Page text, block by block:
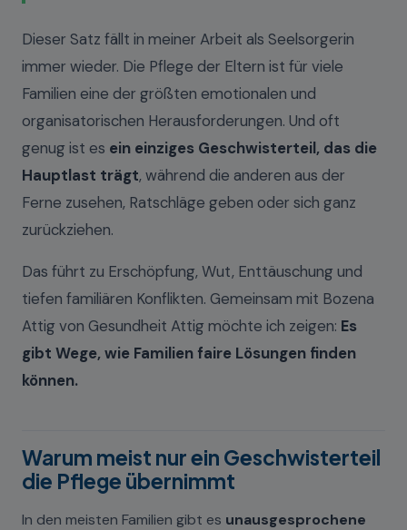
Dieser Satz fällt in meiner Arbeit als Seelsorgerin
immer wieder. Die Pflege der Eltern ist für viele
Familien eine der größten emotionalen und
organisatorischen Herausforderungen. Und oft
genug ist es ein einziges Geschwisterteil, das die
Hauptlast trägt, während die anderen aus der
Ferne zusehen, Ratschläge geben oder sich ganz
zurückziehen.
Das führt zu Erschöpfung, Wut, Enttäuschung und
tiefen familiären Konflikten. Gemeinsam mit Bozena
Attig von Gesundheit Attig möchte ich zeigen: Es
gibt Wege, wie Familien faire Lösungen finden
können.
Warum meist nur ein Geschwisterteil
die Pflege übernimmt
In den meisten Familien gibt es unausgesprochene